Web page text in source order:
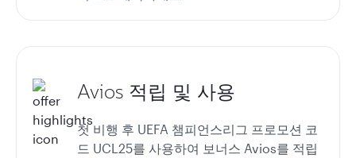
Avios 적립 및 사용
첫 비행 후 UEFA 챔피언스리그 프로모션 코
드 UCL25를 사용하여 보너스 Avios를 적립